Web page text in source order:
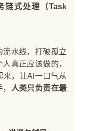
链式处理（Task
水线，打破孤立
真正应该做的，
来，让AI一口气从
人类只负责在最